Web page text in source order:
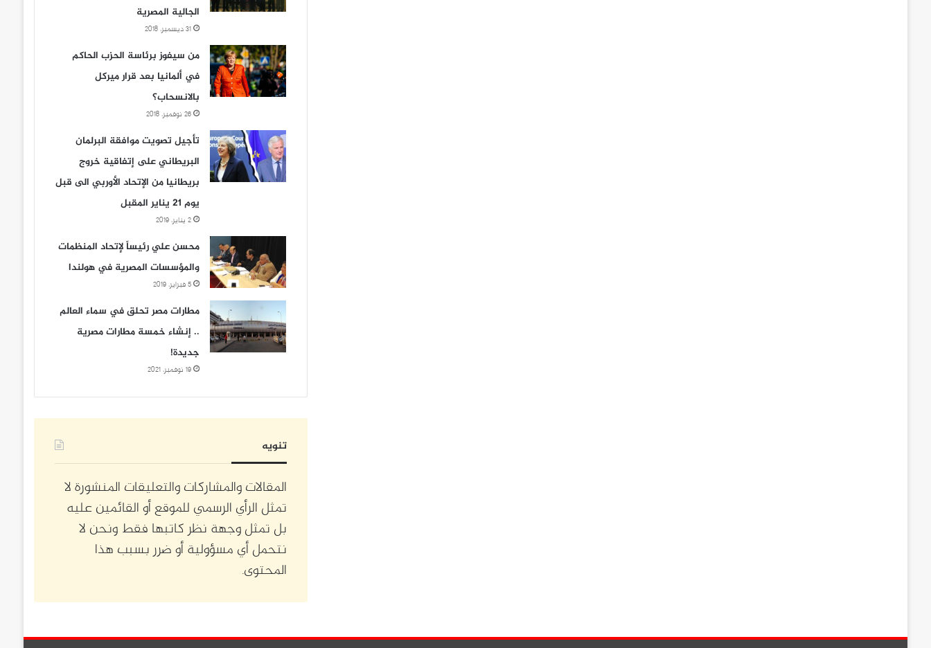
الجالية المصرية
31 ديسمبر، 2018
من سيفوز برئاسة الحزب الحاكم
في ألمانيا بعد قرار ميركل
بالانسحاب؟
26 نوفمبر، 2018
تأجيل تصويت موافقة البرلمان
البريطاني على إتفاقية خروج
بريطانيا من الإتحاد الأوربي الى قبل
يوم 21 يناير المقبل
2 يناير، 2019
محسن علي رئيساً لإتحاد المنظمات
والمؤسسات المصرية في هولندا
5 فبراير، 2019
مطارات مصر تحلق في سماء العالم
.. إنشاء خمسة مطارات مصرية
جديدة!
19 نوفمبر، 2021
تنويه
المقالات والمشاركات والتعليقات المنشورة لا
تمثل الرأي الرسمي للموقع أو القائمين عليه
بل تمثل وجهة نظر كاتبها فقط ونحن لا
نتحمل أي مسؤولية أو ضرر بسبب هذا
المحتوى.